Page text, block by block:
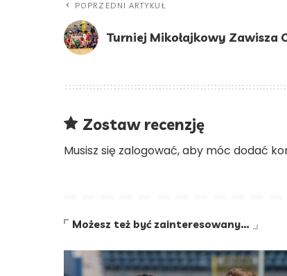
POPRZEDNI ARTYKUŁ
Turniej Mikołajkowy Zawisza
Zostaw recenzję
Musisz się zalogować, aby móc dodać
Możesz też być zainteresowany…